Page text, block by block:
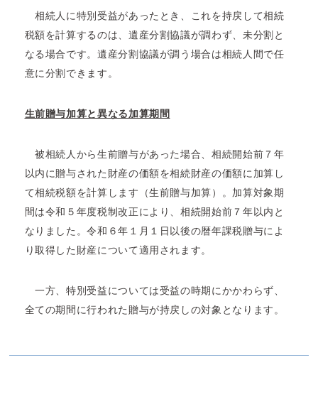
相続人に特別受益があったとき、これを持戻して相続
税額を計算するのは、遺産分割協議が調わず、未分割と
なる場合です。遺産分割協議が調う場合は相続人間で任
意に分割できます。
生前贈与加算と異なる加算期間
被相続人から生前贈与があった場合、相続開始前７年
以内に贈与された財産の価額を相続財産の価額に加算し
て相続税額を計算します（生前贈与加算）。加算対象期
間は令和５年度税制改正により、相続開始前７年以内と
なりました。令和６年１月１日以後の暦年課税贈与によ
り取得した財産について適用されます。
一方、特別受益については受益の時期にかかわらず、
全ての期間に行われた贈与が持戻しの対象となります。